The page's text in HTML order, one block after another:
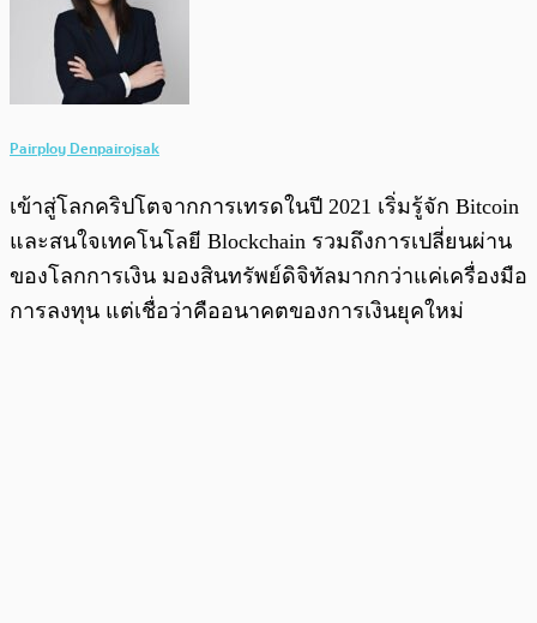
Pairploy Denpairojsak
เข้าสู่โลกคริปโตจากการเทรดในปี 2021 เริ่มรู้จัก Bitcoin
และสนใจเทคโนโลยี Blockchain รวมถึงการเปลี่ยนผ่าน
ของโลกการเงิน มองสินทรัพย์ดิจิทัลมากกว่าแค่เครื่องมือ
การลงทุน แต่เชื่อว่าคืออนาคตของการเงินยุคใหม่